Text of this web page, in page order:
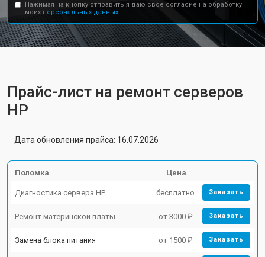
Нажимая на кнопку отправить я даю свое согласие на обработку
моих персональных данных.
Прайс-лист на ремонт серверов
HP
Дата обновления прайса: 16.07.2026
Поломка Цена
Диагностика сервера HP бесплатно Заказать
Ремонт материнской платы от 3000 ₽ Заказать
Замена блока питания от 1500 ₽ Заказать